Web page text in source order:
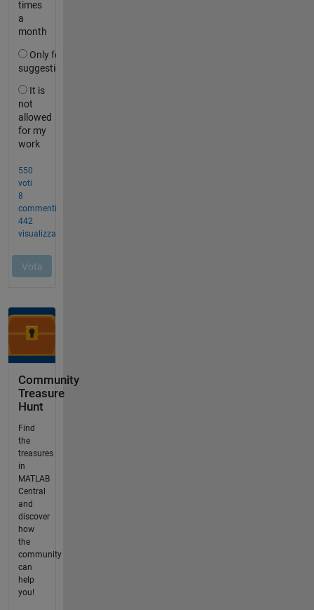
Community
Treasure
Hunt
Find
the
treasures
in
MATLAB
Central
and
discover
how
the
community
can
help
you!